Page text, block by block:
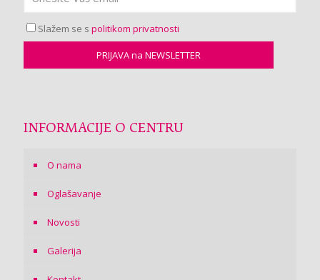
Slažem se s politikom privatnosti
INFORMACIJE O CENTRU
O nama
Oglašavanje
Novosti
Galerija